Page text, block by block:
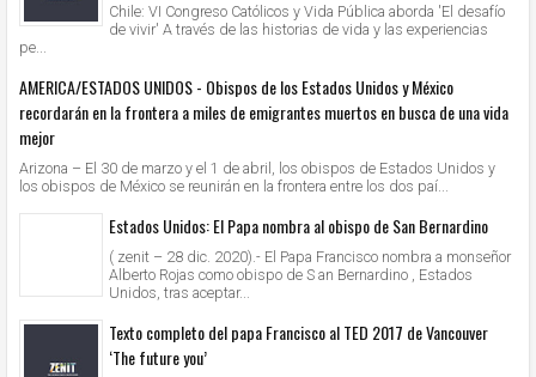
Chile: VI Congreso Católicos y Vida Pública aborda 'El desafío
de vivir' A través de las historias de vida y las experiencias
pe...
AMERICA/ESTADOS UNIDOS - Obispos de los Estados Unidos y México
recordarán en la frontera a miles de emigrantes muertos en busca de una vida
mejor
Arizona – El 30 de marzo y el 1 de abril, los obispos de Estados Unidos y
los obispos de México se reunirán en la frontera entre los dos paí...
Estados Unidos: El Papa nombra al obispo de San Bernardino
( zenit – 28 dic. 2020).- El Papa Francisco nombra a monseñor
Alberto Rojas como obispo de S an Bernardino , Estados
Unidos, tras aceptar...
Texto completo del papa Francisco al TED 2017 de Vancouver
‘The future you’